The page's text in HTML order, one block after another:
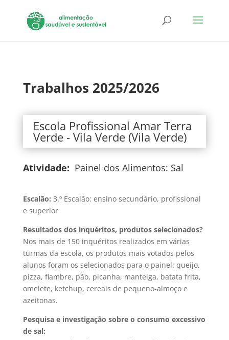
Trabalhos 2025/2026
Escola Profissional Amar Terra
Verde - Vila Verde (Vila Verde)
Atividade: Painel dos Alimentos: Sal
Escalão: 3.º Escalão: ensino secundário, profissional
e superior
Resultados dos inquéritos, produtos selecionados?
Nos mais de 150 inquéritos realizados em várias
turmas da escola, os produtos mais votados pelos
alunos foram os selecionados para o painel: queijo,
pizza, fiambre, pão, picanha, manteiga, batata frita,
omelete, ketchup, cereais de pequeno-almoço e
azeitonas.
Pesquisa e investigação sobre o consumo excessivo
de sal: